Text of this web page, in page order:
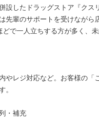
設したドラッグストア『クス
先輩のサポートを受けながら
どで一人立ちする方が多く、
やレジ対応など。お客様の「
。
・補充